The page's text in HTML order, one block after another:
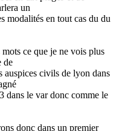
un
modalités en tout cas du du
ce que je ne vois plus
de
auspices civils de lyon dans
dans le var donc comme le
donc dans un premier